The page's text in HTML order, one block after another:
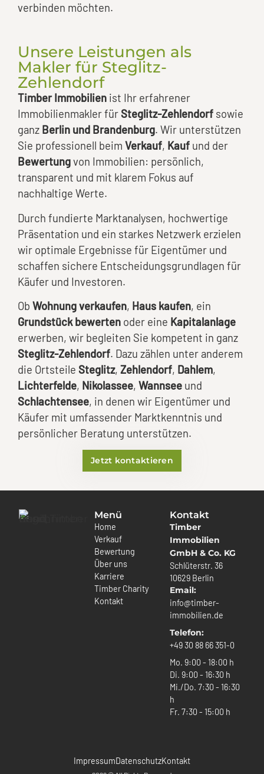
verbinden möchten.
Unsere Leistungen als
Makler für Steglitz-
Zehlendorf
Timber Immobilien ist Ihr erfahrener
Immobilienmakler für Steglitz-Zehlendorf sowie
ganz Berlin und Brandenburg. Wir unterstützen
Sie professionell beim Verkauf, Kauf und der
Bewertungvon Immobilien: persönlich,
transparent und mit klarem Fokus auf
nachhaltige Werte.
Durch fundierte Marktanalysen, hochwertige
Präsentation und ein starkes Netzwerk erzielen
wir optimale Ergebnisse für Eigentümer und
schaffen sichere Entscheidungsgrundlagen für
Käufer und Investoren.
Ob Wohnung verkaufen, Haus kaufen, ein
Grundstück bewerten oder eine Kapitalanlage
erwerben, wir begleiten Sie kompetent in ganz
Steglitz-Zehlendorf. Dazu zählen unter anderem
die Ortsteile Steglitz, Zehlendorf, Dahlem,
Lichterfelde, Nikolassee, Wannsee und
Schlachtensee, in denen wir Eigentümer und
Käufer mit umfassender Marktkenntnis und
persönlicher Beratung unterstützen.
Jetzt kontaktieren
Menü
Home
Verkauf
Bewertung
Über uns
Karriere
Timber Charity
Kontakt
Kontakt
Timber
Immobilien
GmbH & Co. KG
Schlüterstr. 36
10629 Berlin
Email:
info@timber-
immobilien.de
Telefon:
+49 30 88 66 351-0
Mo. 9:00 - 18:00 h
Di. 9:00 - 16:30 h
Mi./Do. 7:30 - 16:30
h
Fr. 7:30 - 15:00 h
ImpressumDatenschutzKontakt